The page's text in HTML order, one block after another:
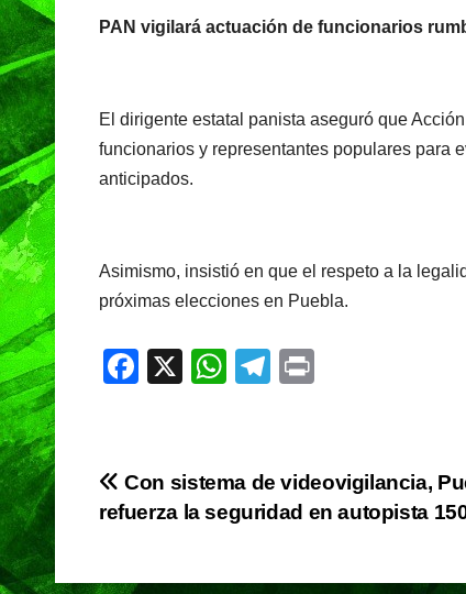
PAN vigilará actuación de funcionarios
El dirigente estatal panista aseguró que
funcionarios y representantes populares para
anticipados.
Asimismo, insistió en que el respeto a la
próximas elecciones en Puebla.
F
e
b
o
X
W
s
A
p
T
gr
a
Navegación
entradas
Con sistema de videovigilancia,
refuerza la seguridad en autopista